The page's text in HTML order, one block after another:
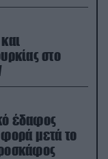
στο
έδαφος
μετά το